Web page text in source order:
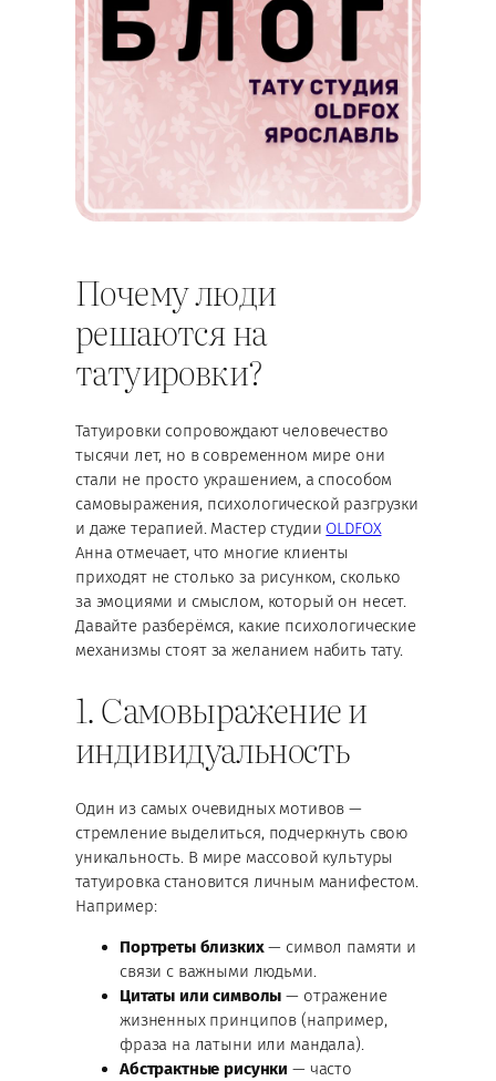
Почему люди
решаются на
татуировки?
Татуировки сопровождают человечество
тысячи лет, но в современном мире они
стали не просто украшением, а способом
самовыражения, психологической разгрузки
и даже терапией. Мастер студии OLDFOX
Анна отмечает, что многие клиенты
приходят не столько за рисунком, сколько
за эмоциями и смыслом, который он несет.
Давайте разберёмся, какие психологические
механизмы стоят за желанием набить тату.
1. Самовыражение и
индивидуальность
Один из самых очевидных мотивов —
стремление выделиться, подчеркнуть свою
уникальность. В мире массовой культуры
татуировка становится личным манифестом.
Например:
Портреты близких— символ памяти и
связи с важными людьми.
Цитаты или символы — отражение
жизненных принципов (например,
фраза на латыни или мандала).
Абстрактные рисунки — часто